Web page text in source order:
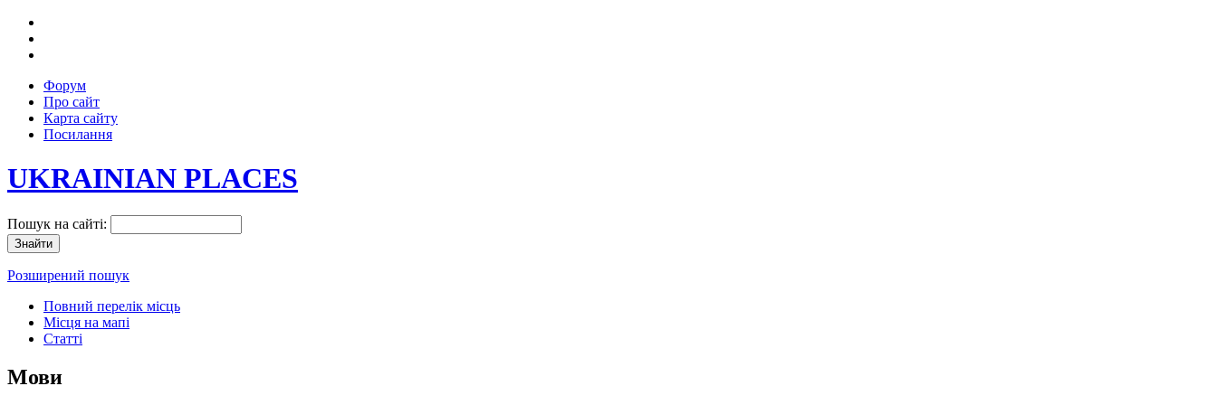
Форум
Про сайт
Карта сайту
Посилання
UKRAINIAN PLACES
Пошук на сайті:
Розширений пошук
Повний перелік місць
Місця на мапі
Статті
Мови